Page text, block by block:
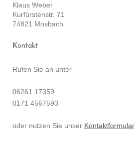
Klaus Weber
Kurfürstenstr. 71
74821 Mosbach
Kontakt
Rufen Sie an unter
06261 17359
0171 4567593
oder nutzen Sie unser Kontaktformular.